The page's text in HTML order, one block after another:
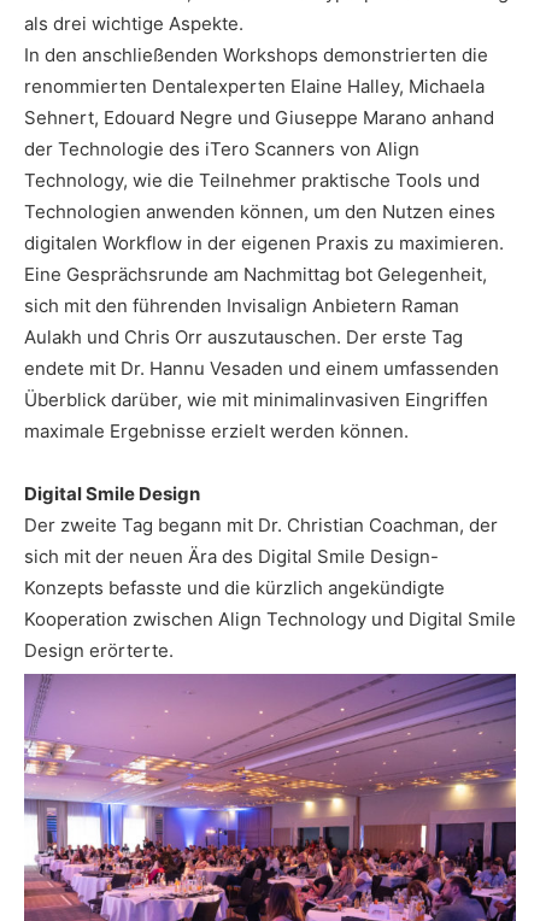
als drei wichtige Aspekte.
In den anschließenden Workshops demonstrierten die
renommierten Dentalexperten Elaine Halley, Michaela
Sehnert, Edouard Negre und Giuseppe Marano anhand
der Technologie des iTero Scanners von Align
Technology, wie die Teilnehmer praktische Tools und
Technologien anwenden können, um den Nutzen eines
digitalen Workflow in der eigenen Praxis zu maximieren.
Eine Gesprächsrunde am Nachmittag bot Gelegenheit,
sich mit den führenden Invisalign Anbietern Raman
Aulakh und Chris Orr auszutauschen. Der erste Tag
endete mit Dr. Hannu Vesaden und einem umfassenden
Überblick darüber, wie mit minimalinvasiven Eingriffen
maximale Ergebnisse erzielt werden können.
Digital Smile Design
Der zweite Tag begann mit Dr. Christian Coachman, der
sich mit der neuen Ära des Digital Smile Design-
Konzepts befasste und die kürzlich angekündigte
Kooperation zwischen Align Technology und Digital Smile
Design erörterte.